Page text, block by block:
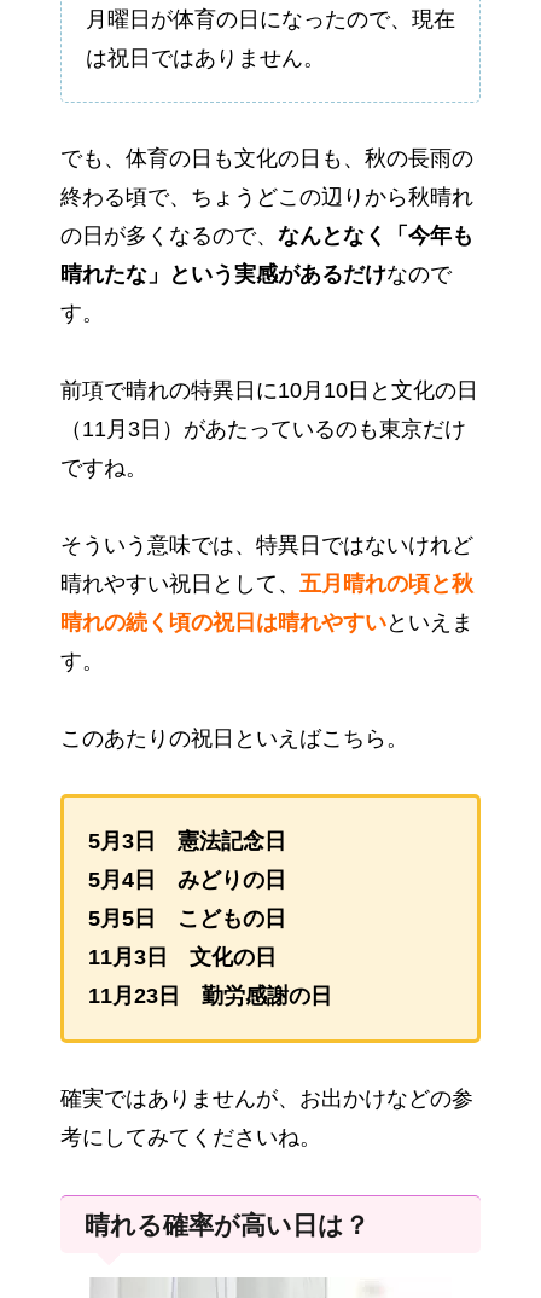
月曜日が体育の日になったので、現在
は祝日ではありません。
でも、体育の日も文化の日も、秋の長雨の
終わる頃で、ちょうどこの辺りから秋晴れ
の日が多くなるので、 なんとなく「今年も
晴れたな」という実感があるだけなので
す。
前項で晴れの特異日に10月10日と文化の日
（11月3日）があたっているのも東京だけ
ですね。
そういう意味では、特異日ではないけれど
晴れやすい祝日として、 五月晴れの頃と秋
晴れの続く頃の祝日は晴れやすいといえま
す。
このあたりの祝日といえばこちら。
5月3日 憲法記念日
5月4日 みどりの日
5月5日 こどもの日
11月3日 文化の日
11月23日 勤労感謝の日
確実ではありませんが、お出かけなどの参
考にしてみてくださいね。
晴れる確率が高い日は？